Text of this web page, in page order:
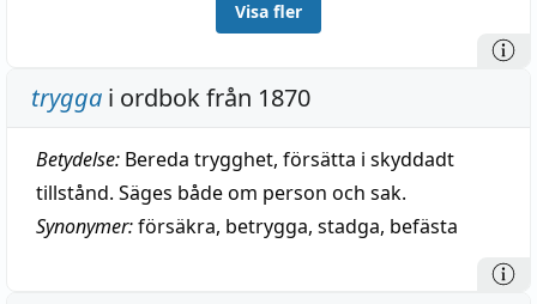
Visa fler
trygga i ordbok från 1870
Betydelse: Bereda trygghet, försätta i skyddadt
tillstånd. Säges både om person och sak.
Synonymer:försäkra, betrygga, stadga, befästa